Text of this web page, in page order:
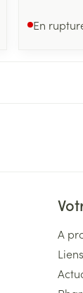
En
A